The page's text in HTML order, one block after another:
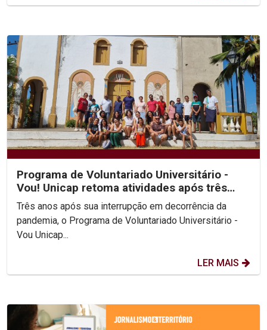
Programa de Voluntariado Universitário -
Vou! Unicap retoma atividades após três
anos de pausa
Três anos após sua interrupção em decorrência da
pandemia, o Programa de Voluntariado Universitário -
Vou Unicap...
LER MAIS